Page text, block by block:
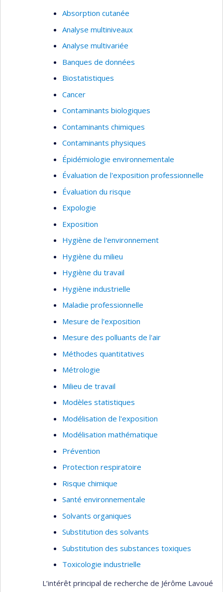
Absorption cutanée
Analyse multiniveaux
Analyse multivariée
Banques de données
Biostatistiques
Cancer
Contaminants biologiques
Contaminants chimiques
Contaminants physiques
Épidémiologie environnementale
Évaluation de l'exposition professionnelle
Évaluation du risque
Expologie
Exposition
Hygiène de l'environnement
Hygiène du milieu
Hygiène du travail
Hygiène industrielle
Maladie professionnelle
Mesure de l'exposition
Mesure des polluants de l'air
Méthodes quantitatives
Métrologie
Milieu de travail
Modèles statistiques
Modélisation de l'exposition
Modélisation mathématique
Prévention
Protection respiratoire
Risque chimique
Santé environnementale
Solvants organiques
Substitution des solvants
Substitution des substances toxiques
Toxicologie industrielle
L’intérêt principal de recherche de Jérôme Lavoué